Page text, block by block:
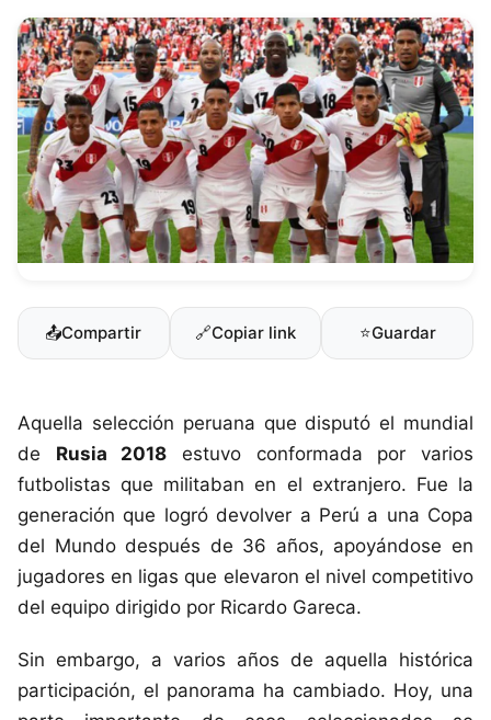
📤Compartir 🔗Copiar link ⭐Guardar
Aquella selección peruana que disputó el mundial
de Rusia 2018 estuvo conformada por varios
futbolistas que militaban en el extranjero. Fue la
generación que logró devolver a Perú a una Copa
del Mundo después de 36 años, apoyándose en
jugadores en ligas que elevaron el nivel competitivo
del equipo dirigido por Ricardo Gareca.
Sin embargo, a varios años de aquella histórica
participación, el panorama ha cambiado. Hoy, una